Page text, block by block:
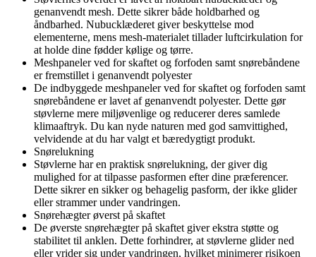
genanvendt mesh. Dette sikrer både holdbarhed og
åndbarhed. Nubucklæderet giver beskyttelse mod
elementerne, mens mesh-materialet tillader luftcirkulation for
at holde dine fødder kølige og tørre.
Meshpaneler ved for skaftet og forfoden samt snørebåndene
er fremstillet i genanvendt polyester
De indbyggede meshpaneler ved for skaftet og forfoden samt
snørebåndene er lavet af genanvendt polyester. Dette gør
støvlerne mere miljøvenlige og reducerer deres samlede
klimaaftryk. Du kan nyde naturen med god samvittighed,
velvidende at du har valgt et bæredygtigt produkt.
Snørelukning
Støvlerne har en praktisk snørelukning, der giver dig
mulighed for at tilpasse pasformen efter dine præferencer.
Dette sikrer en sikker og behagelig pasform, der ikke glider
eller strammer under vandringen.
Snørehægter øverst på skaftet
De øverste snørehægter på skaftet giver ekstra støtte og
stabilitet til anklen. Dette forhindrer, at støvlerne glider ned
eller vrider sig under vandringen, hvilket minimerer risikoen